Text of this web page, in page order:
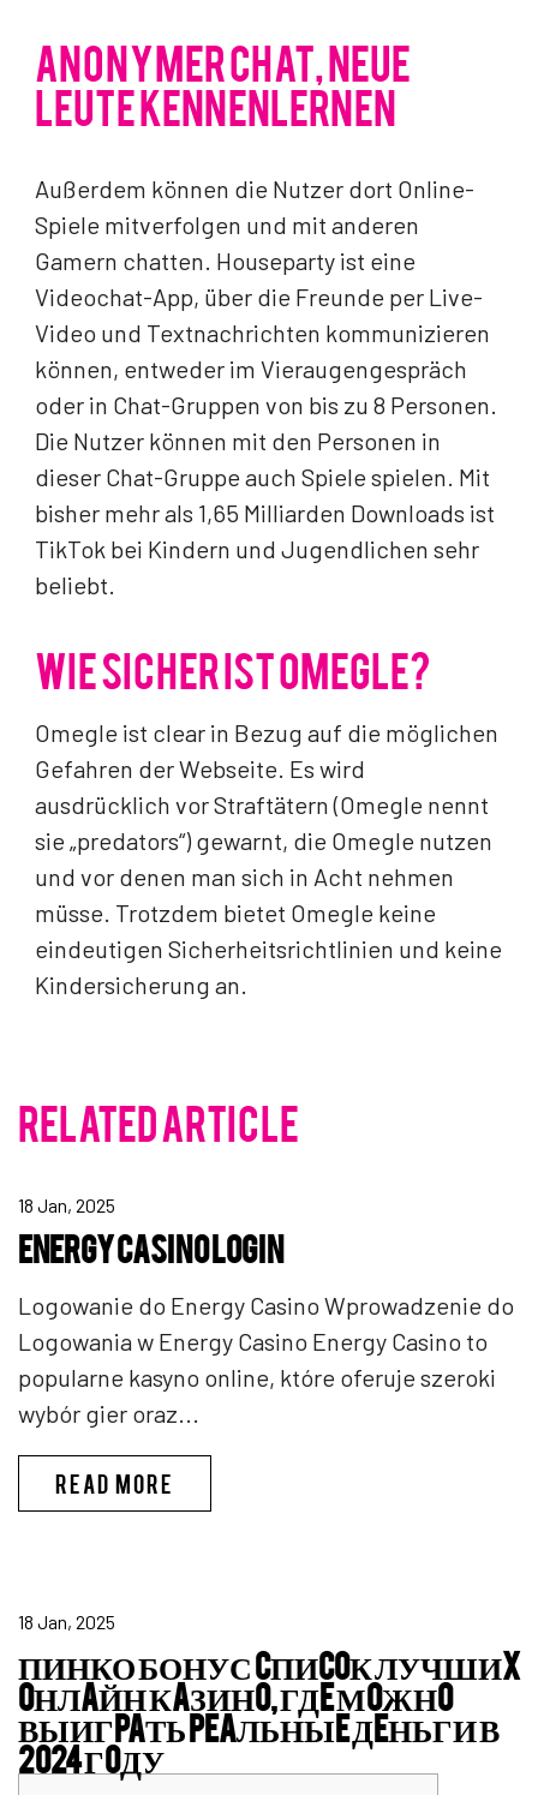
ANONYMER CHAT, NEUE
LEUTE KENNENLERNEN
Außerdem können die Nutzer dort Online-
Spiele mitverfolgen und mit anderen
Gamern chatten. Houseparty ist eine
Videochat-App, über die Freunde per Live-
Video und Textnachrichten kommunizieren
können, entweder im Vieraugengespräch
oder in Chat-Gruppen von bis zu 8 Personen.
Die Nutzer können mit den Personen in
dieser Chat-Gruppe auch Spiele spielen. Mit
bisher mehr als 1,65 Milliarden Downloads ist
TikTok bei Kindern und Jugendlichen sehr
beliebt.
WIE SICHER IST OMEGLE?
Omegle ist clear in Bezug auf die möglichen
Gefahren der Webseite. Es wird
ausdrücklich vor Straftätern (Omegle nennt
sie „predators“) gewarnt, die Omegle nutzen
und vor denen man sich in Acht nehmen
müsse. Trotzdem bietet Omegle keine
eindeutigen Sicherheitsrichtlinien und keine
Kindersicherung an.
RELATED ARTICLE
18 Jan, 2025
ENERGY CASINO LOGIN
Logowanie do Energy Casino Wprowadzenie do
Logowania w Energy Casino Energy Casino to
popularne kasyno online, które oferuje szeroki
wybór gier oraz...
READ MORE
18 Jan, 2025
ПИНКО БОНУС CПИCOК ЛУЧШИX
OНЛAЙН КAЗИНO, ГДE МOЖНO
ВЫИГPAТЬ PEAЛЬНЫE ДEНЬГИ В
2024 ГOДУ